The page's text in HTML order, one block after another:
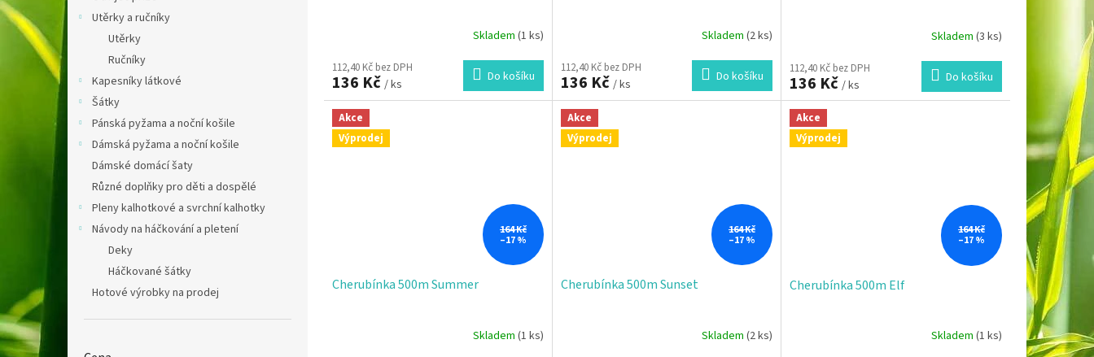
Utěrky a ručníky
Utěrky
Ručníky
Kapesníky látkové
Šátky
Pánská pyžama a noční košile
Dámská pyžama a noční košile
Dámské domácí šaty
Různé doplňky pro děti a dospělé
Pleny kalhotkové a svrchní kalhotky
Návody na háčkování a pletení
Deky
Háčkované šátky
Hotové výrobky na prodej
Skladem (1 ks)
112,40 Kč bez DPH
136 Kč / ks Do košíku
Skladem (2 ks)
112,40 Kč bez DPH
136 Kč / ks Do košíku
Skladem (3 ks)
112,40 Kč bez DPH
136 Kč / ks Do košíku
Akce
Výprodej
164 Kč
–17 %
Cherubínka 500m Summer
Skladem (1 ks)
Akce
Výprodej
164 Kč
–17 %
Cherubínka 500m Sunset
Skladem (2 ks)
Akce
Výprodej
164 Kč
–17 %
Cherubínka 500m Elf
Skladem (1 ks)